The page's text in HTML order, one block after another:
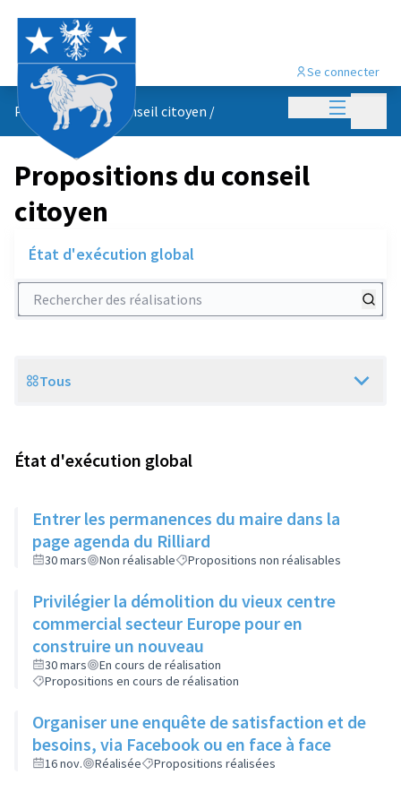
Menu
Se connecter
Propositions du conseil citoyen /
Propositions du conseil
citoyen
État d'exécution global
Rechercher des réalisations
Scope
Tous
État d'exécution global
Entrer les permanences du maire dans la
page agenda du Rilliard
30 mars Non réalisable Propositions non réalisables
Privilégier la démolition du vieux centre
commercial secteur Europe pour en
construire un nouveau
30 mars
En cours de réalisation
Propositions en cours de réalisation
Organiser une enquête de satisfaction et de
besoins, via Facebook ou en face à face
16 nov. Réalisée Propositions réalisées